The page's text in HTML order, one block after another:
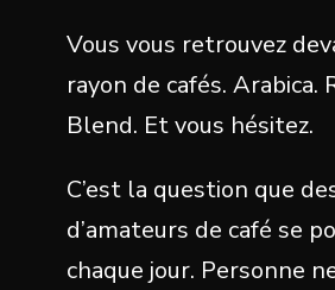
Vous vous retrouvez
rayon de cafés. Arabica.
Blend. Et vous hésitez.
C’est la question que
d’amateurs de café se
chaque jour. Personne